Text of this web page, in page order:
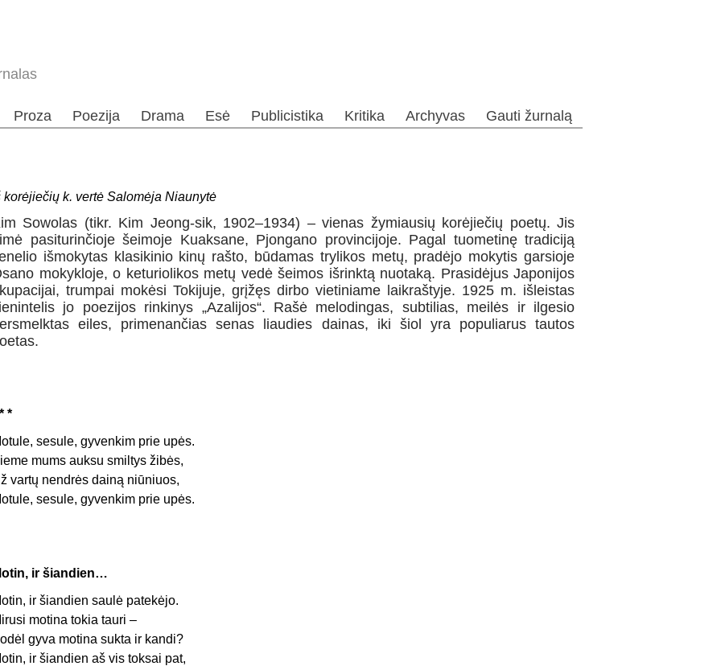
Proza Poezija Drama Esė Publicistika Kritika Archyvas Gauti žurnalą
korėjiečių k. vertė Salomėja Niaunytė
im Sowolas (tikr. Kim Jeong-sik, 1902–1934) – vienas žymiausių korėjiečių poetų. Jis
pasiturinčioje šeimoje Kuaksane, Pjongano provincijoje. Pagal tuometinę tradiciją
išmokytas klasikinio kinų rašto, būdamas trylikos metų, pradėjo mokytis garsioje
mokykloje, o keturiolikos metų vedė šeimos išrinktą nuotaką. Prasidėjus Japonijos
trumpai mokėsi Tokijuje, grįžęs dirbo vietiniame laikraštyje. 1925 m. išleistas
jo poezijos rinkinys „Azalijos“. Rašė melodingas, subtilias, meilės ir ilgesio
eiles, primenančias senas liaudies dainas, iki šiol yra populiarus tautos
*
sesule, gyvenkim prie upės.
mums auksu smiltys žibės,
vartų nendrės dainą niūniuos,
sesule, gyvenkim prie upės.
ir šiandien…
ir šiandien saulė patekėjo.
motina tokia tauri –
gyva motina sukta ir kandi?
ir šiandien aš vis toksai pat,